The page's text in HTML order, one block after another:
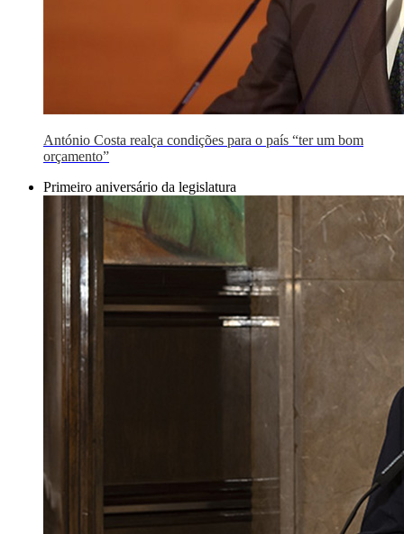
António Costa realça condições para o país “ter um bom
orçamento”
Primeiro aniversário da legislatura